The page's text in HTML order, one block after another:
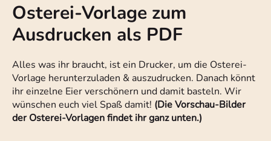
Osterei-Vorlage zum
Ausdrucken als PDF
Alles was ihr braucht, ist ein Drucker, um die Osterei-
Vorlage herunterzuladen & auszudrucken. Danach könnt
ihr einzelne Eier verschönern und damit basteln. Wir
wünschen euch viel Spaß damit! (Die Vorschau-Bilder
der Osterei-Vorlagen findet ihr ganz unten.)